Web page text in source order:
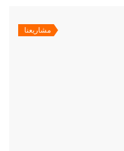
مشاريعنا